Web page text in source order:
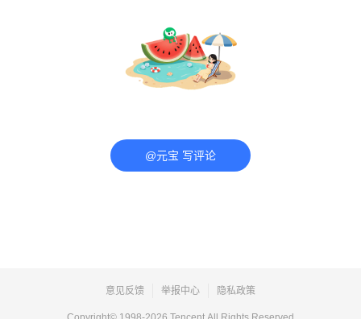
@元宝 写评论
意见反馈 举报中心 隐私政策